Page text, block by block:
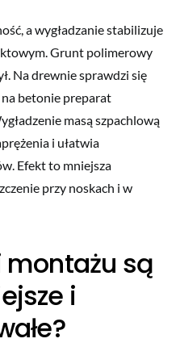
a wygładzanie stabilizuje
Grunt polimerowy
Na drewnie sprawdzi się
na betonie preparat
masą szpachlową
i ułatwia
Efekt to mniejsza
przy noskach i w
montażu są
i